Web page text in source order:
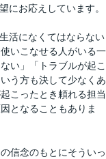
にお応えしています。
活になくてはならない
いこなせる人がいる一
い」「トラブルが起こ
う方も決して少なくあ
こったとき頼れる担当
となることもありま
信念のもとにそういっ